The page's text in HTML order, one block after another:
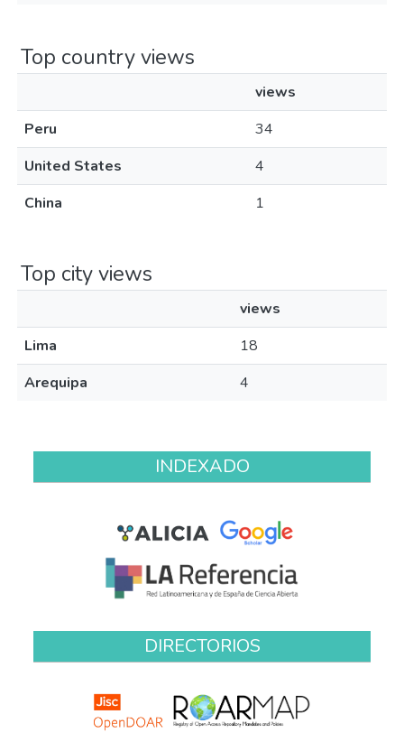
Top country views
views
Peru
34
United States
4
China
1
Top city views
views
Lima
18
Arequipa
4
INDEXADO
DIRECTORIOS